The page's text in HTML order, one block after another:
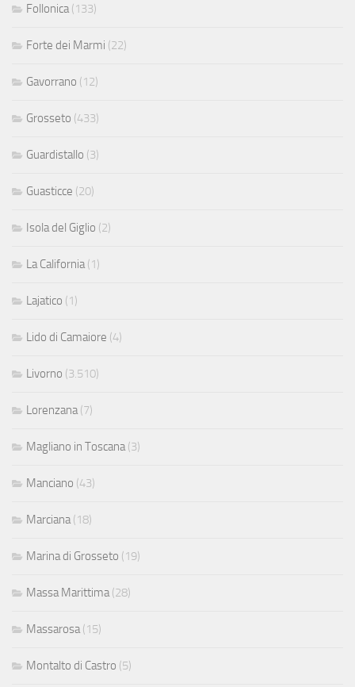
Follonica (133)
Forte dei Marmi (22)
Gavorrano (12)
Grosseto (433)
Guardistallo (3)
Guasticce (20)
Isola del Giglio (2)
La California (1)
Lajatico (1)
Lido di Camaiore (4)
Livorno (3.510)
Lorenzana (7)
Magliano in Toscana (3)
Manciano (43)
Marciana (18)
Marina di Grosseto (19)
Massa Marittima (28)
Massarosa (15)
Montalto di Castro (5)